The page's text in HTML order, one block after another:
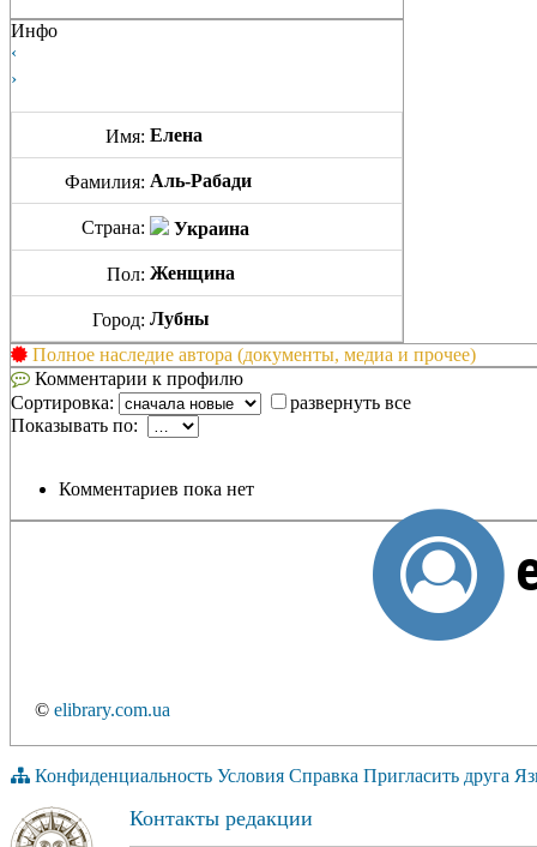
Инфо
‹
›
Имя: Елена
Фамилия: Аль-Рабади
Страна: Украина
Пол: Женщина
Город: Лубны
Полное наследие автора (документы, медиа и прочее)
Комментарии к профилю
Сортировка:
развернуть все
Показывать по:
Комментариев пока нет
© elibrary.com.ua
Конфиденциальность Условия Справка Пригласить друга
Контакты редакции